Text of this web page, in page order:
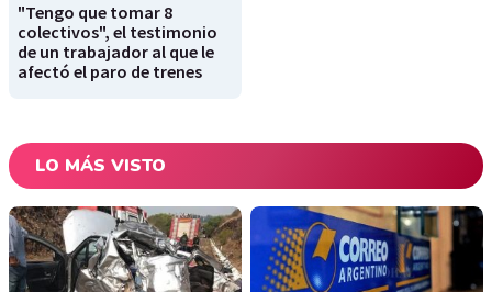
"Tengo que tomar 8
colectivos", el testimonio
de un trabajador al que le
afectó el paro de trenes
LO MÁS VISTO